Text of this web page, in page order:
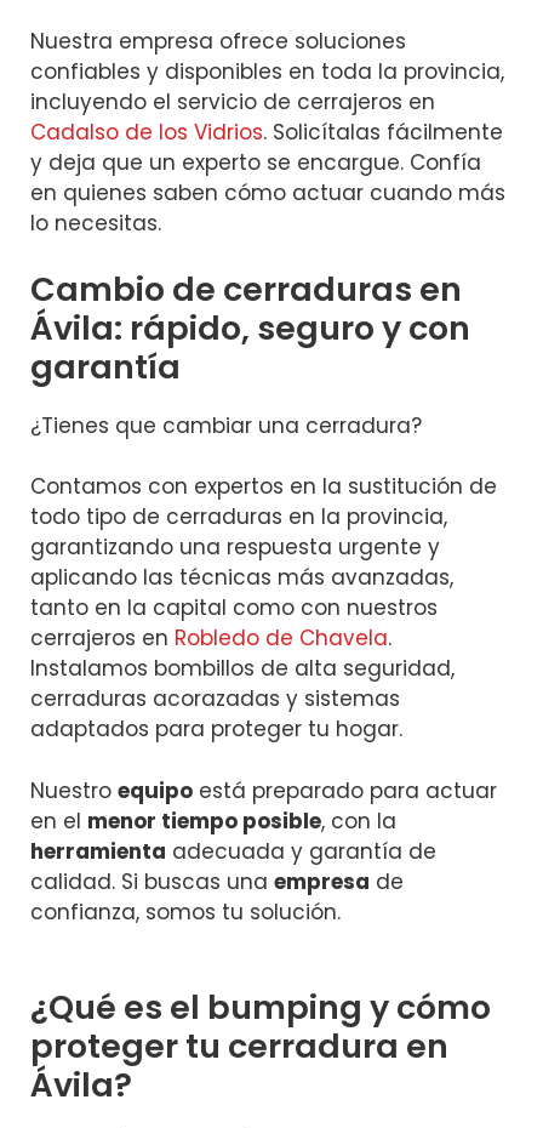
Nuestra empresa ofrece soluciones
confiables y disponibles en toda la provincia,
incluyendo el servicio de cerrajeros en
Cadalso de los Vidrios. Solicítalas fácilmente
y deja que un experto se encargue. Confía
en quienes saben cómo actuar cuando más
lo necesitas.
Cambio de cerraduras en
Ávila: rápido, seguro y con
garantía
¿Tienes que cambiar una cerradura?
Contamos con expertos en la sustitución de
todo tipo de cerraduras en la provincia,
garantizando una respuesta urgente y
aplicando las técnicas más avanzadas,
tanto en la capital como con nuestros
cerrajeros en Robledo de Chavela.
Instalamos bombillos de alta seguridad,
cerraduras acorazadas y sistemas
adaptados para proteger tu hogar.
Nuestro equipo está preparado para actuar
en el menor tiempo posible, con la
herramienta adecuada y garantía de
calidad. Si buscas una empresa de
confianza, somos tu solución.
¿Qué es el bumping y cómo
proteger tu cerradura en
Ávila?